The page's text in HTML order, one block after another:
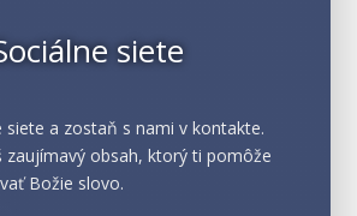
siete
siete a zostaň s nami v kontakte.
zaujímavý obsah, ktorý ti pomôže
Božie slovo.